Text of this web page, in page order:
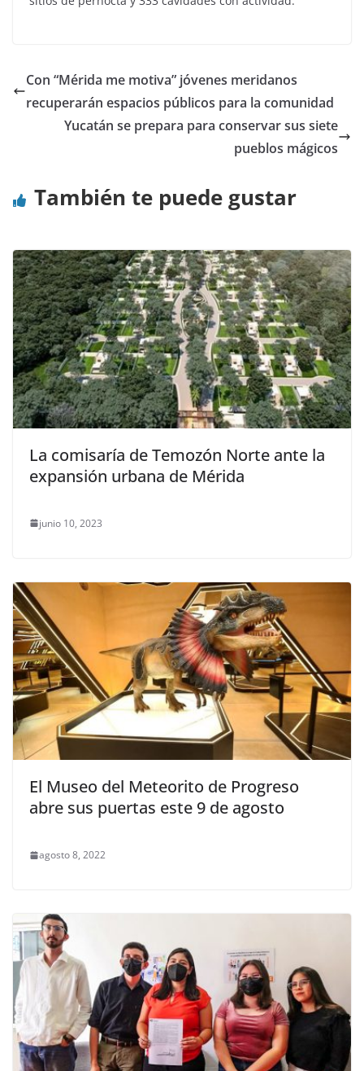
Con “Mérida me motiva” jóvenes meridanos
recuperarán espacios públicos para la comunidad
Yucatán se prepara para conservar sus siete
pueblos mágicos
También te puede gustar
La comisaría de Temozón Norte ante la
expansión urbana de Mérida
junio 10, 2023
El Museo del Meteorito de Progreso
abre sus puertas este 9 de agosto
agosto 8, 2022